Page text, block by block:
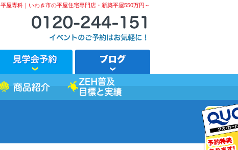
平屋専科｜いわき市の平屋住宅専門店・新築平屋550万円～